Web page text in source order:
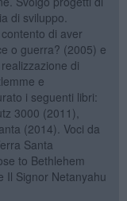
di sviluppo.
di aver
o guerra? (2005) e
di
e
i seguenti libri:
3000 (2011),
(2014). Voci da
Santa
to Bethlehem
Il Signor Netanyahu